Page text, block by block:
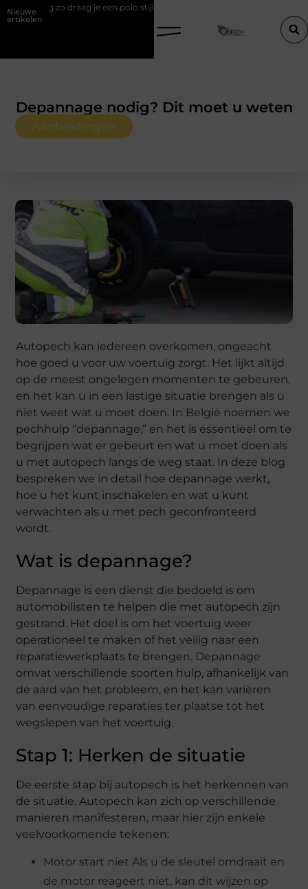
Nieuwe
artikelen
een polo stijlvol Een vastgoedcoach als start van een succesvolle
Depannage nodig? Dit moet u weten
Aanbiedingen
Autopech kan iedereen overkomen, ongeacht
hoe goed u voor uw voertuig zorgt. Het lijkt altijd
op de meest ongelegen momenten te gebeuren,
en het kan u in een lastige situatie brengen als u
niet weet wat u moet doen. In België noemen we
pechhulp “depannage,” en het is essentieel om te
begrijpen wat er gebeurt en wat u moet doen als
u met autopech langs de weg staat. In deze blog
bespreken we in detail hoe depannage werkt,
hoe u het kunt inschakelen en wat u kunt
verwachten als u met pech geconfronteerd
wordt.
Wat is depannage?
Depannage is een dienst die bedoeld is om
automobilisten te helpen die met autopech zijn
gestrand. Het doel is om het voertuig weer
operationeel te maken of het veilig naar een
reparatiewerkplaats te brengen. Depannage
omvat verschillende soorten hulp, afhankelijk van
de aard van het probleem, en het kan variëren
van eenvoudige reparaties ter plaatse tot het
wegslepen van het voertuig.
Stap 1: Herken de situatie
De eerste stap bij autopech is het herkennen van
de situatie. Autopech kan zich op verschillende
manieren manifesteren, maar hier zijn enkele
veelvoorkomende tekenen:
Motor start niet Als u de sleutel omdraait en
de motor reageert niet, kan dit wijzen op